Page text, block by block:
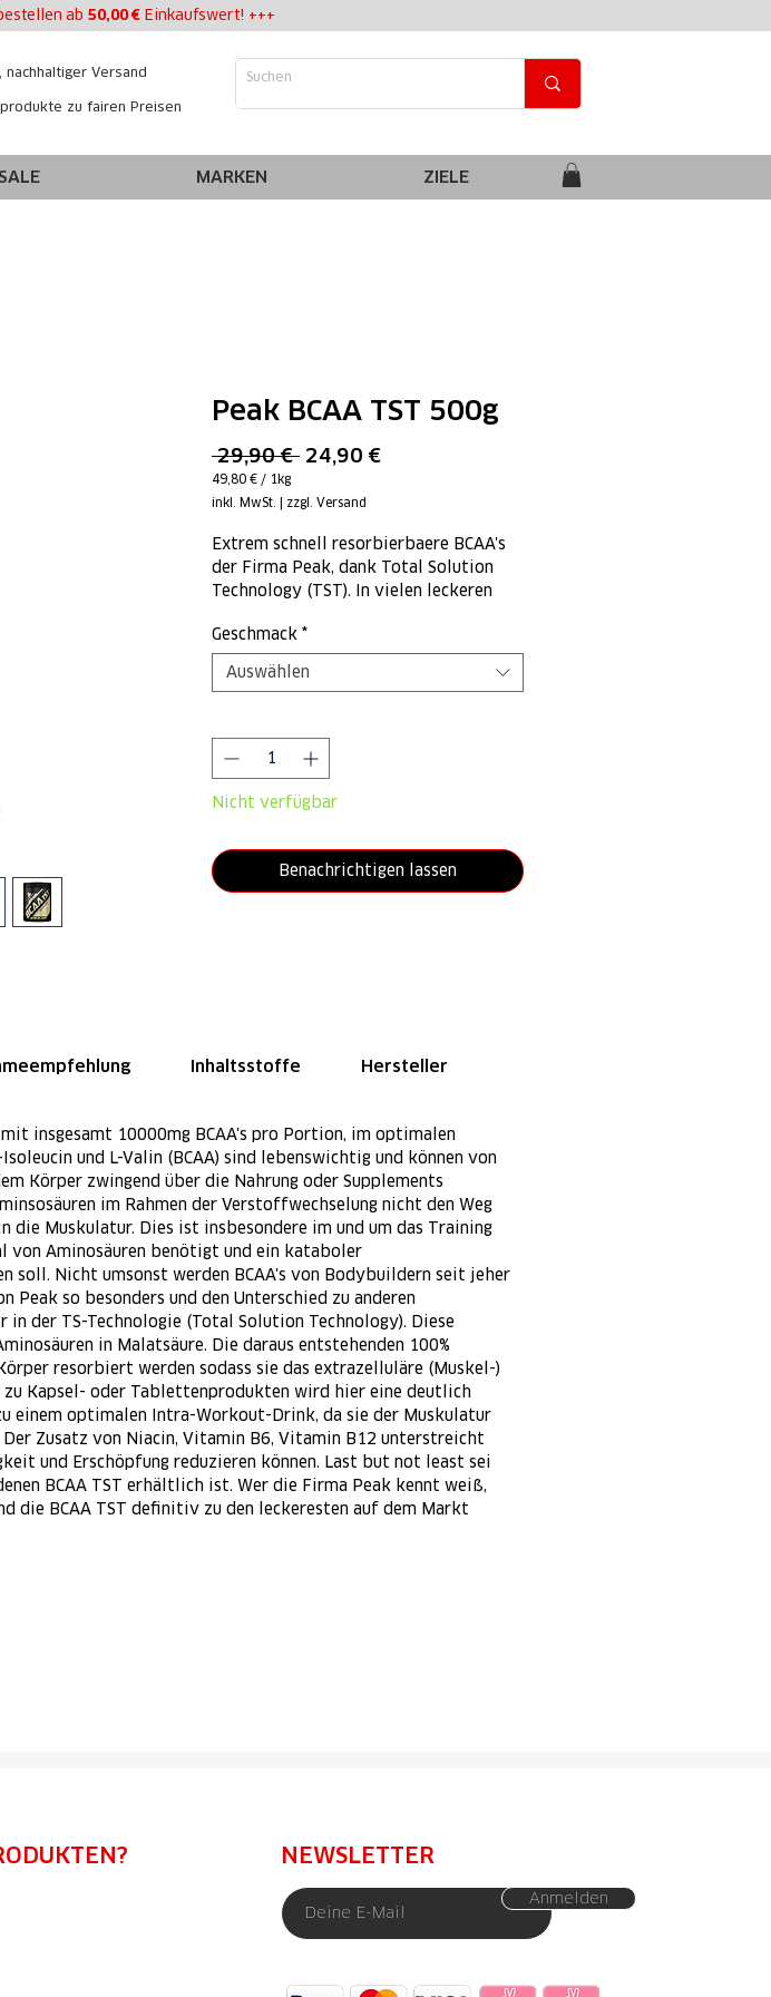
ab 50,00 € Einkaufswert! +++
nachhaltiger Versand
zu fairen Preisen
SALE MARKEN ZIELE
Peak BCAA TST 500g
29,90 € Standardpreis
24,90 €
49,80 € / 1kg
pro
Kilogramm
inkl. MwSt. | zzgl. Versand
Extrem schnell resorbierbaere BCAA's
der Firma Peak, dank Total Solution
Technology (TST). In vielen leckeren
Geschmack *
Auswählen
Nicht verfügbar
Benachrichtigen lassen
Inhaltsstoffe Hersteller
insgesamt 10000mg BCAA's pro Portion, im optimalen
und L-Valin (BCAA) sind lebenswichtig und können von
Körper zwingend über die Nahrung oder Supplements
im Rahmen der Verstoffwechselung nicht den Weg
die Muskulatur. Dies ist insbesondere im und um das Training
von Aminosäuren benötigt und ein kataboler
soll. Nicht umsonst werden BCAA's von Bodybuildern seit jeher
Peak so besonders und den Unterschied zu anderen
der TS-Technologie (Total Solution Technology). Diese
in Malatsäure. Die daraus entstehenden 100%
resorbiert werden sodass sie das extrazelluläre (Muskel-)
Kapsel- oder Tablettenprodukten wird hier eine deutlich
einem optimalen Intra-Workout-Drink, da sie der Muskulatur
Zusatz von Niacin, Vitamin B6, Vitamin B12 unterstreicht
und Erschöpfung reduzieren können. Last but not least sei
BCAA TST erhältlich ist. Wer die Firma Peak kennt weiß,
die BCAA TST definitiv zu den leckeresten auf dem Markt
NEWSLETTER
Anmelden